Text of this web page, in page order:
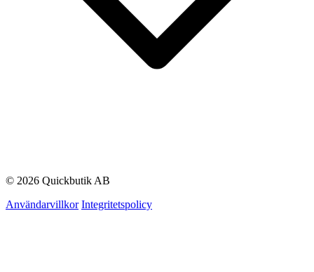
© 2026 Quickbutik AB
Användarvillkor Integritetspolicy